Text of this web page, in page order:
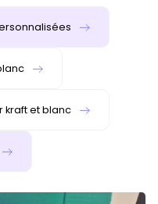
kraft et blanc